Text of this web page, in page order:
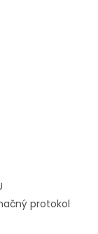
protokol